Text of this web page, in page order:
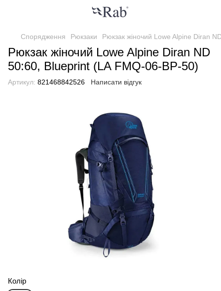
Спорядження Рюкзаки Рюкзак жіночий Lowe Alpine Diran
Рюкзак жіночий Lowe Alpine Diran ND
50:60, Blueprint (LA FMQ-06-BP-50)
Артикул: 821468842526 Написати відгук
Колір